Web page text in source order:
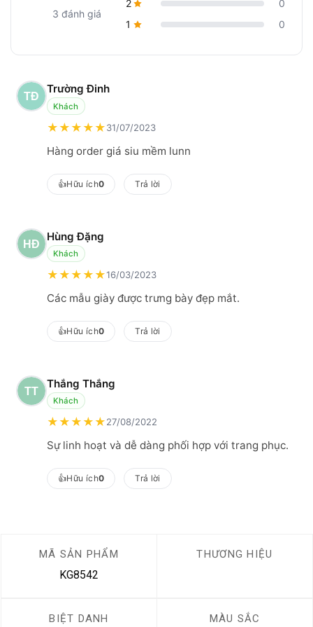
3 đánh giá
2
0
1
0
Trường Đinh
Khách
★ ★ ★ ★ ★31/07/2023
Hàng order giá siu mềm lunn
👍Hữu ích0 Trả lời
Hùng Đặng
Khách
★ ★ ★ ★ ★16/03/2023
Các mẫu giày được trưng bày đẹp mắt.
👍Hữu ích0 Trả lời
Thắng Thắng
Khách
★ ★ ★ ★ ★27/08/2022
Sự linh hoạt và dễ dàng phối hợp với trang phục.
👍Hữu ích0 Trả lời
MÃ SẢN PHẨM
KG8542
THƯƠNG HIỆU
BIỆT DANH MÀU SẮC